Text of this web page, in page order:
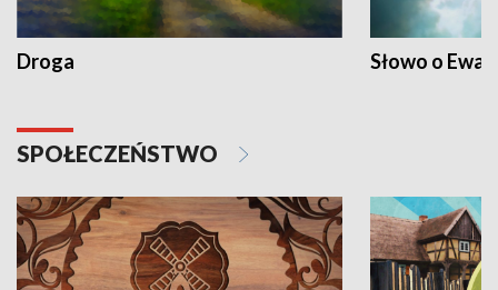
Droga Słowo o
SPOŁECZEŃSTWO